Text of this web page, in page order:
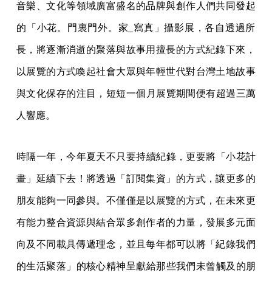
音樂、文化等領域廣富盛名的品牌與創作人們共同發起
的「小花。門裏門外。 家_寫真」攝影展，各自透過所
長，將逐漸消逝的聚落與故事用擅長的方式紀錄下來，
以展覽的方式喚起社會大眾與年輕世代對台灣土地故事
與文化保存的注目，短短一個月展覽期間便有超過三萬
人響應。
時隔一年，今年夏天不只要持續紀錄，更要將「小花計
畫」延續下去 ！將透過「訂閱集資」的方式，讓更多的
朋友能夠一同參與。不僅僅是以展覽的方式，在未來更
有能力整合資源與結合眾多創作者的力量 ，發展多元面
向及不同載具傳遞理念，並且每年都可以將「紀錄我們
的生活聚落」的核心精神呈獻給那些我們未曾觸及的朋